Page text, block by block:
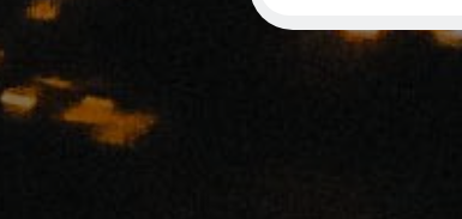
1 чел. / 20 минут